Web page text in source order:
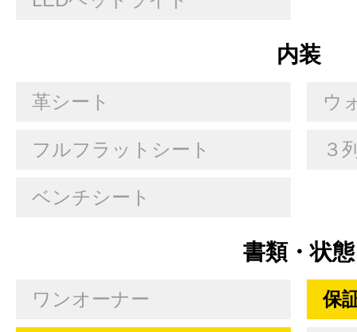
内装
革シート ウ
フルフラットシート ３
ベンチシート
書類・状態
ワンオーナー 保